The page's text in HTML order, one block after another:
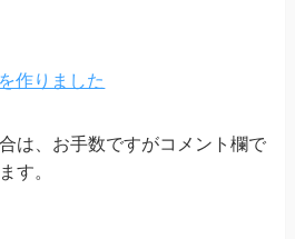
作りました
は、お手数ですがコメント欄で
す。